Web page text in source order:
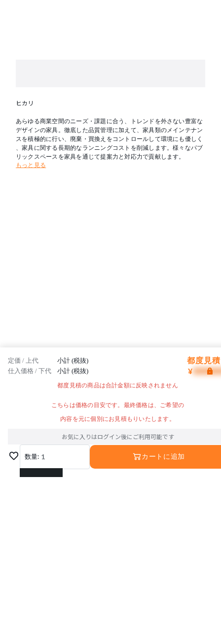
ヒカリ
あらゆる商業空間のニーズ・課題に合う、トレンドを外さない豊富な
デザインの家具。徹底した品質管理に加えて、家具類のメインテナン
スを積極的に行い、廃棄・買換えをコントロールして環境にも優しく
、家具に関する長期的なランニングコストを削減します。様々なパブ
リックスペースを家具を通じて提案力と対応力で貢献します。
もっと見る
定価 / 上代 小計 (税抜) 都度見
仕入価格 / 下代 小計 (税抜) ¥
都度見積の商品は合計金額に反映されません
こちらは価格の目安です。最終価格は、ご希望の
内容を元に個別にお見積もりいたします。
お気に入りはログイン後にご利用可能です
数量: 1
1
カートに追加